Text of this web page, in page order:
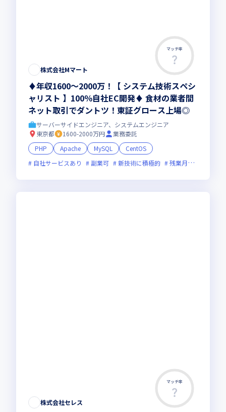
マッチ率
株式会社Mマート
♦年収1600～2000万！【 システム技術スペシ
ャリスト 】100％自社EC開発♦ 食材の業者間
ネット取引でダントツ！東証グロース上場◎
サーバーサイドエンジニア、システムエンジニア
東京都
1600-2000万円
業務委託
PHP
Apache MySQL
CentOS
自社サービスあり
副業可 新技術に積極的 残業月20時間未満
マッチ率
株式会社セレス